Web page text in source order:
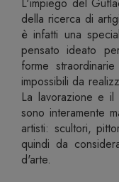
L'impiego del
della ricerca di
è infatti una
pensato ideato
forme
impossibili da
La lavorazione e
sono interamente
artisti: scultori,
quindi da
d'arte.